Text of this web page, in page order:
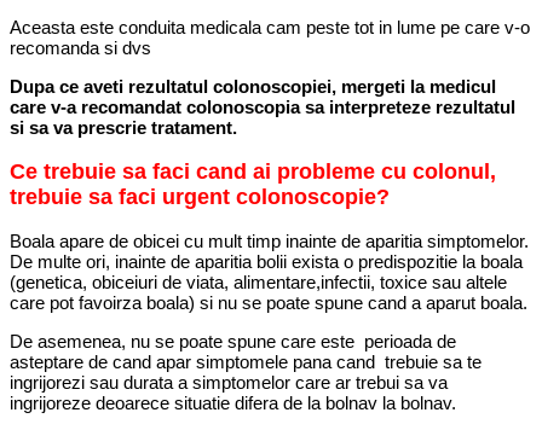
Aceasta este conduita medicala cam peste tot in lume pe care v-o
recomanda si dvs
Dupa ce aveti rezultatul colonoscopiei, mergeti la medicul
care v-a recomandat colonoscopia sa interpreteze rezultatul
si sa va prescrie tratament.
Ce trebuie sa faci cand ai probleme cu colonul,
trebuie sa faci urgent colonoscopie?
Boala apare de obicei cu mult timp inainte de aparitia simptomelor.
De multe ori, inainte de aparitia bolii exista o predispozitie la boala
(genetica, obiceiuri de viata, alimentare,infectii, toxice sau altele
care pot favoirza boala) si nu se poate spune cand a aparut boala.
De asemenea, nu se poate spune care este perioada de
asteptare de cand apar simptomele pana cand trebuie sa te
ingrijorezi sau durata a simptomelor care ar trebui sa va
ingrijoreze deoarece situatie difera de la bolnav la bolnav.